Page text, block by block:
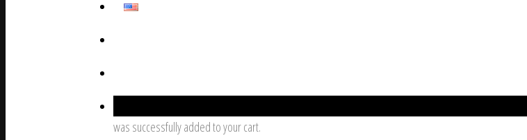
was successfully added to your cart.